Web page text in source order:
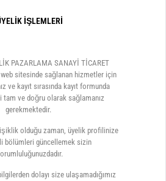
İŞLEMLERİ
PAZARLAMA SANAYİ TİCARET
sitesinde sağlanan hizmetler için
ve kayıt sırasında kayıt formunda
tam ve doğru olarak sağlamanız
gerekmektedir.
olduğu zaman, üyelik profilinize
bölümleri güncellemek sizin
dolayı size ulaşamadığımız